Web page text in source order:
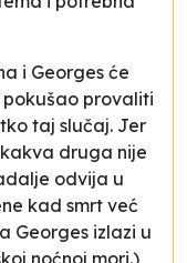
i Georges će
provaliti
taj slučaj. Jer
druga nije
odvija u
kad smrt već
Georges izlazi u